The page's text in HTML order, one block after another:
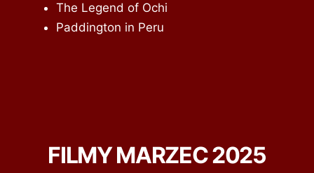
The Legend of Ochi
Paddington in Peru
FILMY MARZEC 2025